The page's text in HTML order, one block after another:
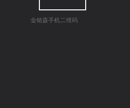
金铭森手机二维码